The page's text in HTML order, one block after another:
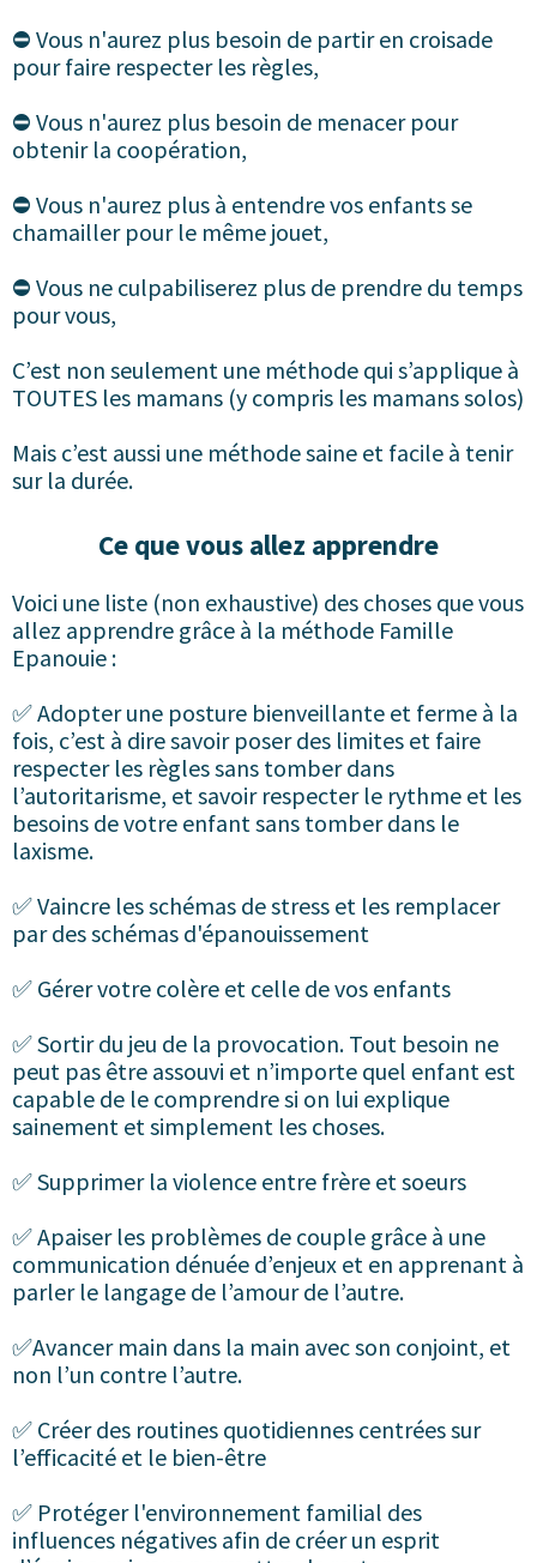
⛔️ Vous n'aurez plus besoin de partir en croisade
pour faire respecter les règles,
⛔️ Vous n'aurez plus besoin de menacer pour
obtenir la coopération,
⛔️ Vous n'aurez plus à entendre vos enfants se
chamailler pour le même jouet,
⛔️ Vous ne culpabiliserez plus de prendre du temps
pour vous,
C’est non seulement une méthode qui s’applique à
TOUTES les mamans (y compris les mamans solos)
Mais c’est aussi une méthode saine et facile à tenir
sur la durée.
Ce que vous allez apprendre
Voici une liste (non exhaustive) des choses que vous
allez apprendre grâce à la méthode Famille
Epanouie :
✅ Adopter une posture bienveillante et ferme à la
fois, c’est à dire savoir poser des limites et faire
respecter les règles sans tomber dans
l’autoritarisme, et savoir respecter le rythme et les
besoins de votre enfant sans tomber dans le
laxisme.
✅ Vaincre les schémas de stress et les remplacer
par des schémas d'épanouissement
✅ Gérer votre colère et celle de vos enfants
✅ Sortir du jeu de la provocation. Tout besoin ne
peut pas être assouvi et n’importe quel enfant est
capable de le comprendre si on lui explique
sainement et simplement les choses.
✅ Supprimer la violence entre frère et soeurs
✅ Apaiser les problèmes de couple grâce à une
communication dénuée d’enjeux et en apprenant à
parler le langage de l’amour de l’autre.
✅Avancer main dans la main avec son conjoint, et
non l’un contre l’autre.
✅ Créer des routines quotidiennes centrées sur
l’efficacité et le bien-être
✅ Protéger l'environnement familial des
influences négatives afin de créer un esprit